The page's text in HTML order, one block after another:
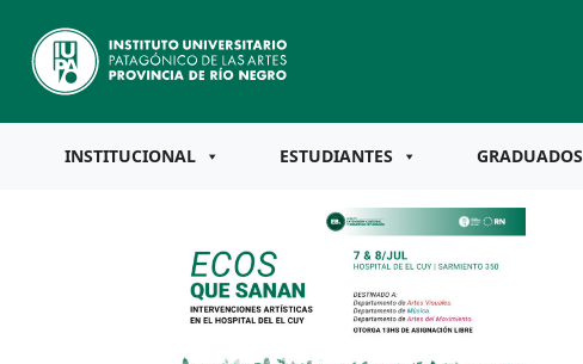
INSTITUCIONAL ESTUDIANTES GRADUADOS